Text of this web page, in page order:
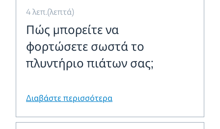
4 λεπ.(λεπτά)
Πώς μπορείτε να
φορτώσετε σωστά το
πλυντήριο πιάτων σας;
Διαβάστε περισσότερα